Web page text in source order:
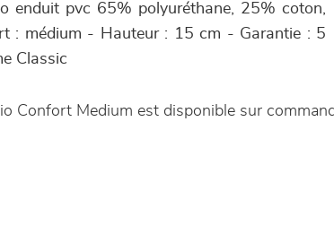
enduit pvc 65% polyuréthane, 25% coton,
: médium - Hauteur : 15 cm - Garantie : 5
Classic
Confort Medium est disponible sur